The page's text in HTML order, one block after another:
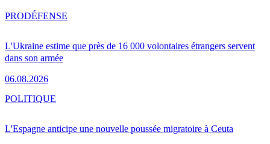
L'Ukraine estime que près de 16 000 volontaires étrangers servent
dans son armée
06.08.2026
PRODÉFENSE
L'Espagne anticipe une nouvelle poussée migratoire à Ceuta
POLITIQUE